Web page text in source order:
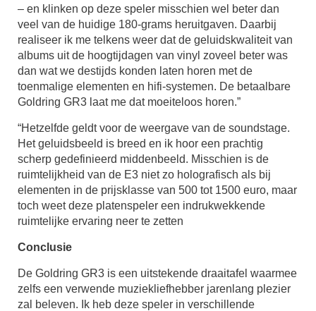
– en klinken op deze speler misschien wel beter dan
veel van de huidige 180-grams heruitgaven. Daarbij
realiseer ik me telkens weer dat de geluidskwaliteit van
albums uit de hoogtijdagen van vinyl zoveel beter was
dan wat we destijds konden laten horen met de
toenmalige elementen en hifi-systemen. De betaalbare
Goldring GR3 laat me dat moeiteloos horen.”
“Hetzelfde geldt voor de weergave van de soundstage.
Het geluidsbeeld is breed en ik hoor een prachtig
scherp gedefinieerd middenbeeld. Misschien is de
ruimtelijkheid van de E3 niet zo holografisch als bij
elementen in de prijsklasse van 500 tot 1500 euro, maar
toch weet deze platenspeler een indrukwekkende
ruimtelijke ervaring neer te zetten
Conclusie
De Goldring GR3 is een uitstekende draaitafel waarmee
zelfs een verwende muziekliefhebber jarenlang plezier
zal beleven. Ik heb deze speler in verschillende